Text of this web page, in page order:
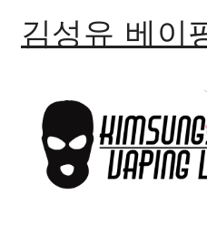
김성유 베이